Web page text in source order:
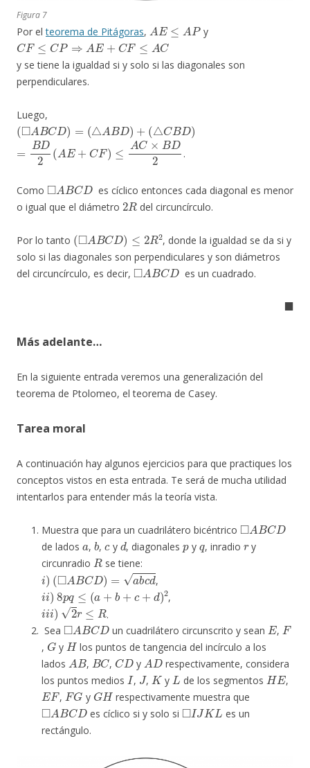
Figura 7
Por elteorema de Pitágoras,
A E≤
y
CF≤C P⇒AE+CF≤AC
y se tiene la igualdad si y solo si las diagonales son
perpendiculares.
Luego,
(◻ABCD)= AB ) +(△C D
D2( A C D2
.
Como
◻ A BCD
es cíclico entonces cada diagonal es menor
o igual que el diámetro
2R
del circuncírculo.
Por lo tanto
(◻A BCD)≤ 2
, donde la igualdad se da si y
solo si las diagonales son perpendiculares y son diámetros
del circuncírculo, es decir,
◻ABCD
es un cuadrado.
◼
Más adelante…
En la siguiente entrada veremos una generalización del
teorema de Ptolomeo, el teorema de Casey.
Tarea moral
A continuación hay algunos ejercicios para que practiques los
conceptos vistos en esta entrada. Te será de mucha utilidad
intentarlos para entender más la teoría vista.
Muestra que para un cuadrilátero bicéntrico
◻ A BCD
de lados
a
,
b
,
c
y
d
, diagonales
p
y
q
, inradio
r
y
circunradio
R
se tiene:
i) (◻ABCD)=abcd
,
ii) 8pq≤(a+b + d)2
,
iii) 2r≤R
.
Sea
◻A BCD
un cuadrilátero circunscrito y sean
E
,
F
,
G
y
H
los puntos de tangencia del incírculo a los
lados
A B
,
BC
,
CD
y
AD
respectivamente, considera
los puntos medios
I
,
J
,
K
y
L
de los segmentos
HE
,
EF
,
FG
y
GH
respectivamente muestra que
◻ABCD
es cíclico si y solo si
◻IJKL
es un
rectángulo.